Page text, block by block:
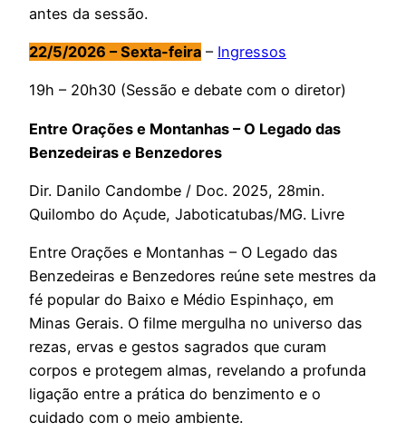
antes da sessão.
22/5/2026 – Sexta-feira – Ingressos
19h – 20h30 (Sessão e debate com o diretor)
Entre Orações e Montanhas – O Legado das
Benzedeiras e Benzedores
Dir. Danilo Candombe / Doc. 2025, 28min.
Quilombo do Açude, Jaboticatubas/MG. Livre
Entre Orações e Montanhas – O Legado das
Benzedeiras e Benzedores reúne sete mestres da
fé popular do Baixo e Médio Espinhaço, em
Minas Gerais. O filme mergulha no universo das
rezas, ervas e gestos sagrados que curam
corpos e protegem almas, revelando a profunda
ligação entre a prática do benzimento e o
cuidado com o meio ambiente.